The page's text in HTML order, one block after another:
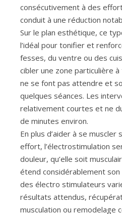
consécutivement à des
conduit à une réduction
Sur le plan esthétique, ce
l’idéal pour tonifier et
fesses, du ventre ou des
cibler une zone particulière
ne se font pas attendre et
quelques séances. Les
relativement courtes et ne
de minutes environ.
En plus d’aider à se muscler
effort, l’électrostimulation
douleur, qu’elle soit
étend considérablement son
des électro stimulateurs
résultats attendus,
musculation ou remodelage